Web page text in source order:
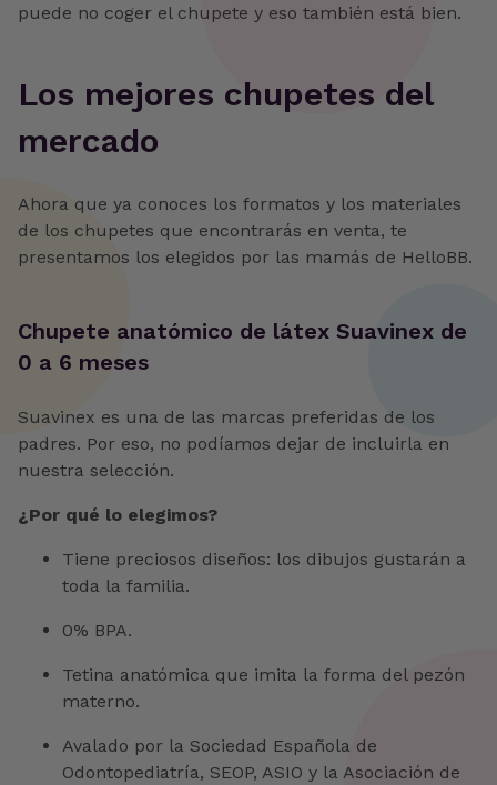
puede no coger el chupete y eso también está bien.
‍Los mejores chupetes del
mercado
Ahora que ya conoces los formatos y los materiales
de los chupetes que encontrarás en venta, te
presentamos los elegidos por las mamás de HelloBB.
‍Chupete anatómico de látex Suavinex de
0 a 6 meses
Suavinex es una de las marcas preferidas de los
padres. Por eso, no podíamos dejar de incluirla en
nuestra selección.
¿Por qué lo elegimos?
Tiene preciosos diseños: los dibujos gustarán a
toda la familia.
0% BPA.
Tetina anatómica que imita la forma del pezón
materno.
Avalado por la Sociedad Española de
Odontopediatría, SEOP, ASIO y la Asociación de